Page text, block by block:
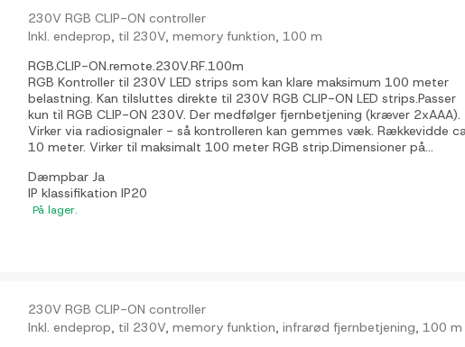
230V RGB CLIP-ON controller
Inkl. endeprop, til 230V, memory funktion, 100 m
RGB.CLIP-ON.remote.230V.RF.100m
RGB Kontroller til 230V LED strips som kan klare maksimum 100 meter
belastning. Kan tilsluttes direkte til 230V RGB CLIP-ON LED strips.Passer
kun til RGB CLIP-ON 230V. Der medfølger fjernbetjening (kræver 2xAAA).
Virker via radiosignaler - så kontrolleren kan gemmes væk. Rækkevidde
10 meter. Virker til maksimalt 100 meter RGB strip.Dimensioner på...
DæmpbarJa
IP klassifikationIP20
På lager.
230V RGB CLIP-ON controller
Inkl. endeprop, til 230V, memory funktion, infrarød fjernbetjening, 100 m